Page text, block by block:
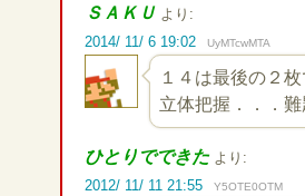
ＳＡＫＵ より:
2014/ 11/ 6 19:02
UyMTcwMTA
１４は最後の２
立体把握．．．難
ひとりでできた より:
2012/ 11/ 11 21:55
Y5OTE0OTM